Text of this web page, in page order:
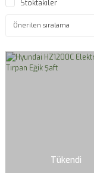
Stoktakiler
Tükendi